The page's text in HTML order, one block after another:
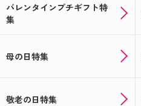
バレンタインプチギフト特
集
母の日特集
敬老の日特集